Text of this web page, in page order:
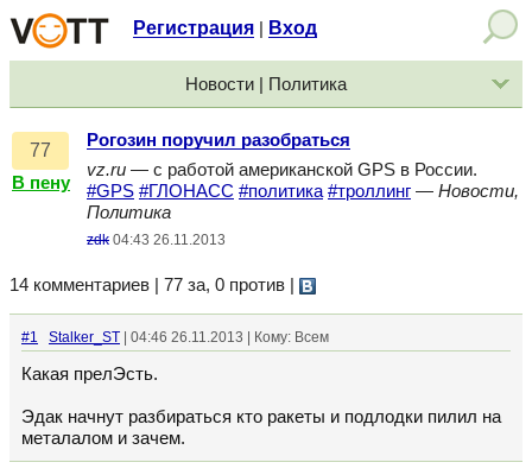
Регистрация Вход
Новости | Политика
77
В пену
Рогозин поручил разобраться
vz.ru — с работой американской GPS в России.
#GPS #ГЛОНАСС #политика #троллинг — Новости,
Политика
zdk 04:43 26.11.2013
14 комментариев | 77 за, 0 против
#1 Stalker_ST | 04:46 26.11.2013 | Кому: Всем
Какая прелЭсть.
Эдак начнут разбираться кто ракеты и подлодки пилил на
металалом и зачем.